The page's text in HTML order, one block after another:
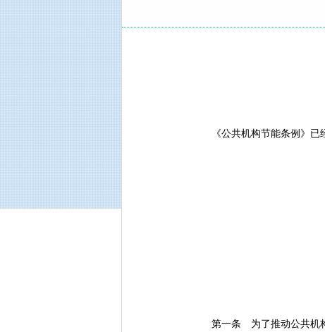
《公共机构节能条例》已经
第一条 为了推动公共机构